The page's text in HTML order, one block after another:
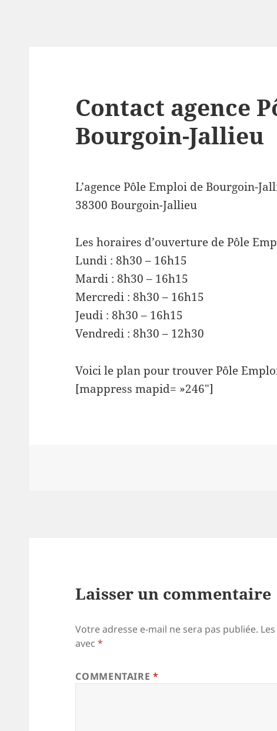
Contact agence
Bourgoin-Jallieu
L’agence Pôle Emploi de Bourgoin-
38300 Bourgoin-Jallieu
Les horaires d’ouverture de Pôle
Lundi : 8h30 – 16h15
Mardi : 8h30 – 16h15
Mercredi : 8h30 – 16h15
Jeudi : 8h30 – 16h15
Vendredi : 8h30 – 12h30
Voici le plan pour trouver Pôle
[mappress mapid= »246″]
Laisser un commentaire
Votre adresse e-mail ne sera pas publiée.
avec*
COMMENTAIRE*